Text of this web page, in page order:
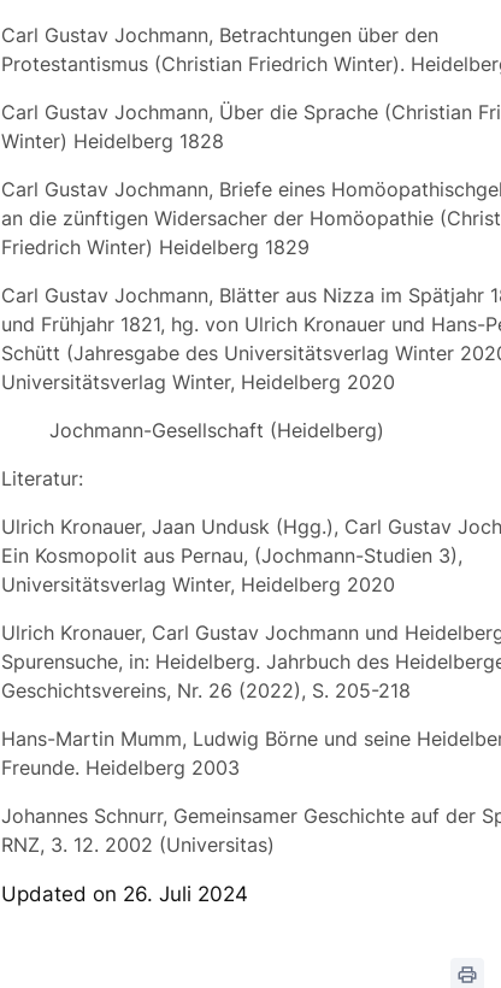
Carl Gustav Jochmann, Betrachtungen über den
Protestantismus (Christian Friedrich Winter).
Carl Gustav Jochmann, Über die Sprache (Christian
Winter) Heidelberg 1828
Carl Gustav Jochmann, Briefe eines
an die zünftigen Widersacher der Homöopathie
Friedrich Winter) Heidelberg 1829
Carl Gustav Jochmann, Blätter aus Nizza im Spätjahr
und Frühjahr 1821, hg. von Ulrich Kronauer und Hans-
Schütt (Jahresgabe des Universitätsverlag Winter
Universitätsverlag Winter, Heidelberg 2020
Jochmann-Gesellschaft (Heidelberg)
Literatur:
Ulrich Kronauer, Jaan Undusk (Hgg.), Carl Gustav
Ein Kosmopolit aus Pernau, (Jochmann-Studien 3),
Universitätsverlag Winter, Heidelberg 2020
Ulrich Kronauer, Carl Gustav Jochmann und
Spurensuche, in: Heidelberg. Jahrbuch des
Geschichtsvereins, Nr. 26 (2022), S. 205-218
Hans-Martin Mumm, Ludwig Börne und seine
Freunde. Heidelberg 2003
Johannes Schnurr, Gemeinsamer Geschichte auf der
RNZ, 3. 12. 2002 (Universitas)
Updated on 26. Juli 2024